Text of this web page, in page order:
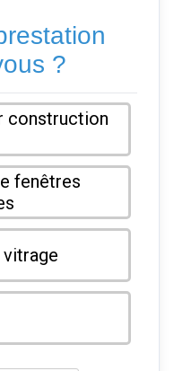
?
construction
fenêtres
vitrage